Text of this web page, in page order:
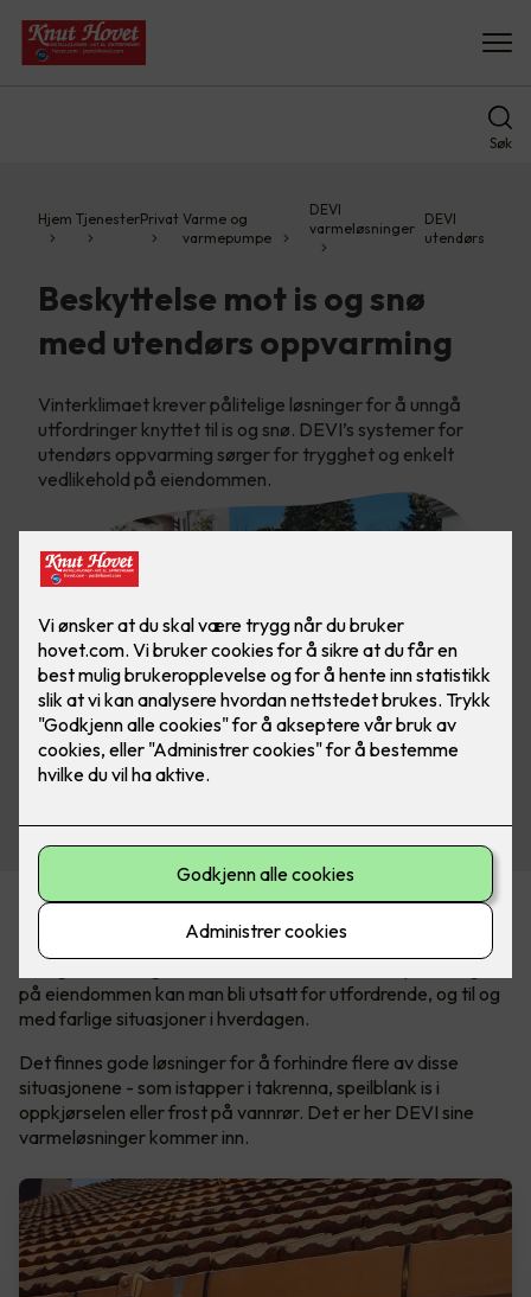
Søk
Hjem TjenesterPrivat Varme og
varmepumpe
DEVI
varmeløsninger
DEVI
utendørs
Beskyttelse mot is og snø
med utendørs oppvarming
Vinterklimaet krever pålitelige løsninger for å unngå
utfordringer knyttet til is og snø. DEVI’s systemer for
utendørs oppvarming sørger for trygghet og enkelt
vedlikehold på eiendommen.
En trygg og mer komfortabel vinter
på eiendommen kan man bli utsatt for utfordrende, og til og
med farlige situasjoner i hverdagen.
Det finnes gode løsninger for å forhindre flere av disse
situasjonene - som istapper i takrenna, speilblank is i
oppkjørselen eller frost på vannrør. Det er her DEVI sine
varmeløsninger kommer inn.